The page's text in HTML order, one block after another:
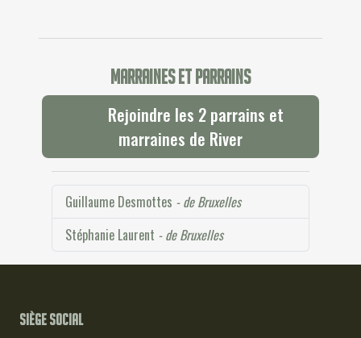
Marraines et parrains
Rejoindre les 2 parrains et
marraines de River
Guillaume Desmottes - de Bruxelles
Stéphanie Laurent - de Bruxelles
Siège social